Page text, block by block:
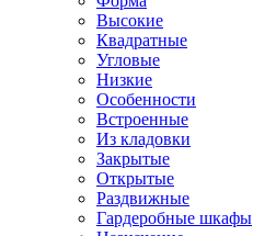
Высокие
Квадратные
Угловые
Низкие
Особенности
Встроенные
Из кладовки
Закрытые
Открытые
Раздвижные
Гардеробные шкафы